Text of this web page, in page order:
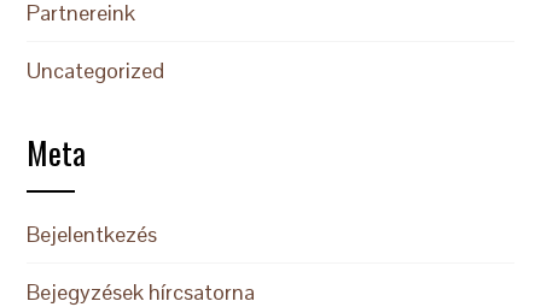
Partnereink
Uncategorized
Meta
Bejelentkezés
Bejegyzések hírcsatorna